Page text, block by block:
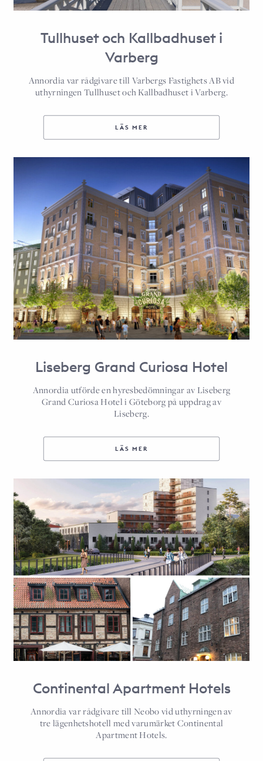
Tullhuset och Kallbadhuset i
Varberg
Annordia var rådgivare till Varbergs Fastighets AB vid
uthyrningen Tullhuset och Kallbadhuset i Varberg.
LÄS MER
Liseberg Grand Curiosa Hotel
Annordia utförde en hyresbedömningar av Liseberg
Grand Curiosa Hotel i Göteborg på uppdrag av
Liseberg.
LÄS MER
Continental Apartment Hotels
Annordia var rådgivare till Neobo vid uthyrningen av
tre lägenhetshotell med varumärket Continental
Apartment Hotels.